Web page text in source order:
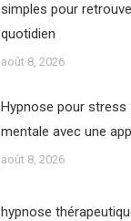
simples pour
quotidien
août 8, 2026
Hypnose pour stress
mentale avec une
août 8, 2026
hypnose